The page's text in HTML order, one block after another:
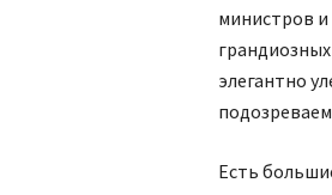
министров
элегантно
Есть